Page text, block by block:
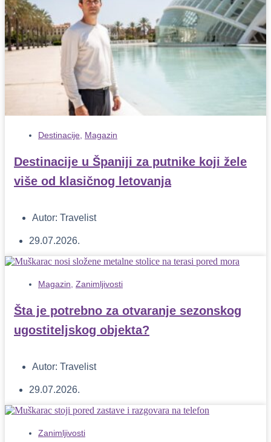
Destinacije Magazin
Destinacije u Španiji za putnike koji žele
više od klasičnog letovanja
Autor: Travelist
29.07.2026.
Magazin Zanimljivosti
Šta je potrebno za otvaranje sezonskog
ugostiteljskog objekta?
Autor: Travelist
29.07.2026.
Zanimljivosti